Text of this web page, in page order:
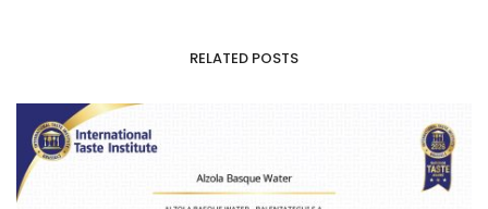
RELATED POSTS